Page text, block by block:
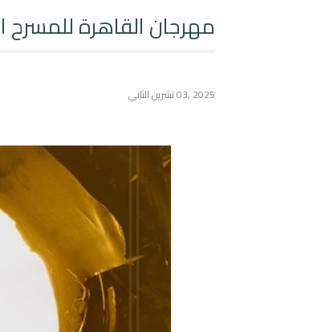
مهرجان القاهرة للمسرح
2025 ,03 تشرين الثاني